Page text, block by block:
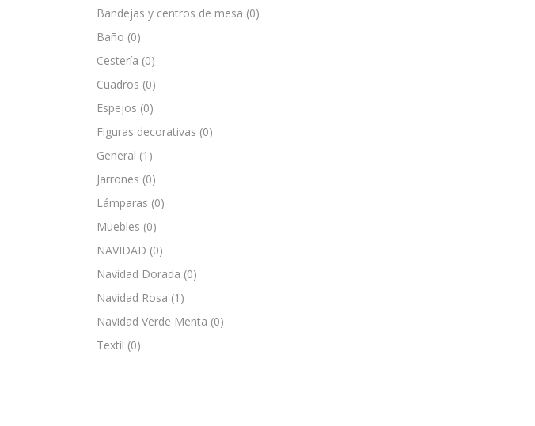
Bandejas y centros de mesa (0)
Baño (0)
Cestería (0)
Cuadros (0)
Espejos (0)
Figuras decorativas (0)
General (1)
Jarrones (0)
Lámparas (0)
Muebles (0)
NAVIDAD (0)
Navidad Dorada (0)
Navidad Rosa (1)
Navidad Verde Menta (0)
Textil (0)